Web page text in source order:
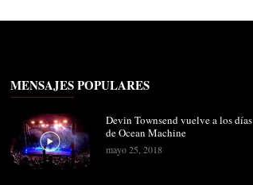
MENSAJES POPULARES
Devin Townsend vuelve a los días
de Ocean Machine
mayo 25, 2018